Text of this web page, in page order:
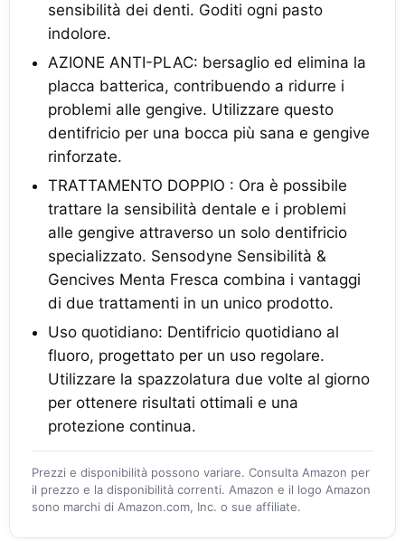
sensibilità dei denti. Goditi ogni pasto
indolore.
AZIONE ANTI-PLAC: bersaglio ed elimina la
placca batterica, contribuendo a ridurre i
problemi alle gengive. Utilizzare questo
dentifricio per una bocca più sana e gengive
rinforzate.
TRATTAMENTO DOPPIO : Ora è possibile
trattare la sensibilità dentale e i problemi
alle gengive attraverso un solo dentifricio
specializzato. Sensodyne Sensibilità &
Gencives Menta Fresca combina i vantaggi
di due trattamenti in un unico prodotto.
Uso quotidiano: Dentifricio quotidiano al
fluoro, progettato per un uso regolare.
Utilizzare la spazzolatura due volte al giorno
per ottenere risultati ottimali e una
protezione continua.
Prezzi e disponibilità possono variare. Consulta Amazon per
il prezzo e la disponibilità correnti. Amazon e il logo Amazon
sono marchi di Amazon.com, Inc. o sue affiliate.